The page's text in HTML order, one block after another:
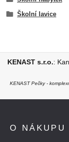
Školní lavice
KENAST s.r.o.:
KENAST Pečky -
O NÁKUPU